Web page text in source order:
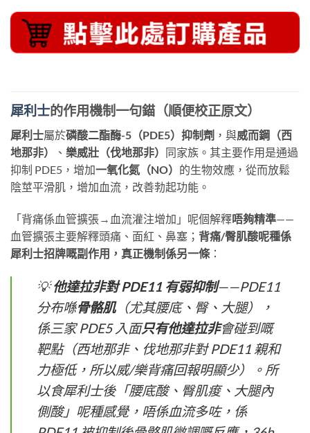
犀利士的作用機制一句錨（順便校正原文）
犀利士屬於磷酸二酯酶-5（PDE5）抑制劑 ，與威而鋼（西
地那非）
、 樂威壯（伐地那非） 同家族。其主要作用是通過
抑制 PDE5，增加一氧化氮（NO） 的生物效應，從而放鬆
陰莖平滑肌，增加血流，改善勃起功能。
「背痛係血管擴張→血流灌注增加」呢個解釋唔夠精準——
血管擴張主要解釋頭痛、面紅、鼻塞； 背痛/臀肌酸呢種係
犀利士招牌嘅副作用，真正機制係另一條：
💡他達拉非對 PDE11 有弱抑制——PDE11
分布喺骨骼肌（尤其腰底、臀、大腿），
係三家 PDE5 入面只有他達拉非會碰到嘅
靶點（西地那非、伐地那非對 PDE11 親和
力極低，所以威/樂背痛回報明顯少）。所
以食犀利士後「腰底酸、臀肌痠、大腿內
側酸」呢種感覺，唔係血流多咗，係